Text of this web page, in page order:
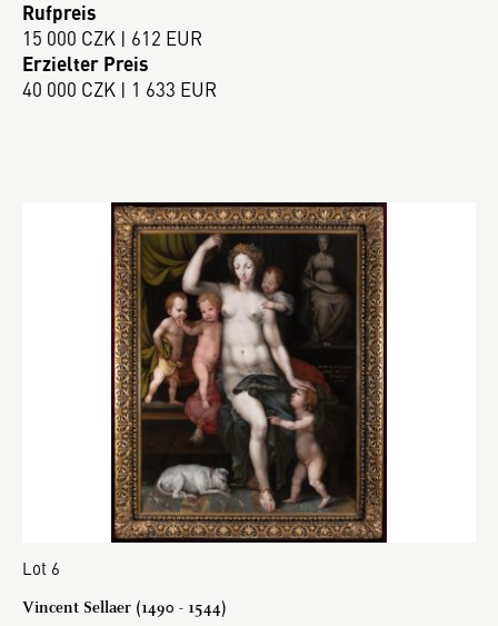
Rufpreis
15 000 CZK | 612 EUR
Erzielter Preis
40 000 CZK | 1 633 EUR
Lot 6
Vincent Sellaer (1490 - 1544)